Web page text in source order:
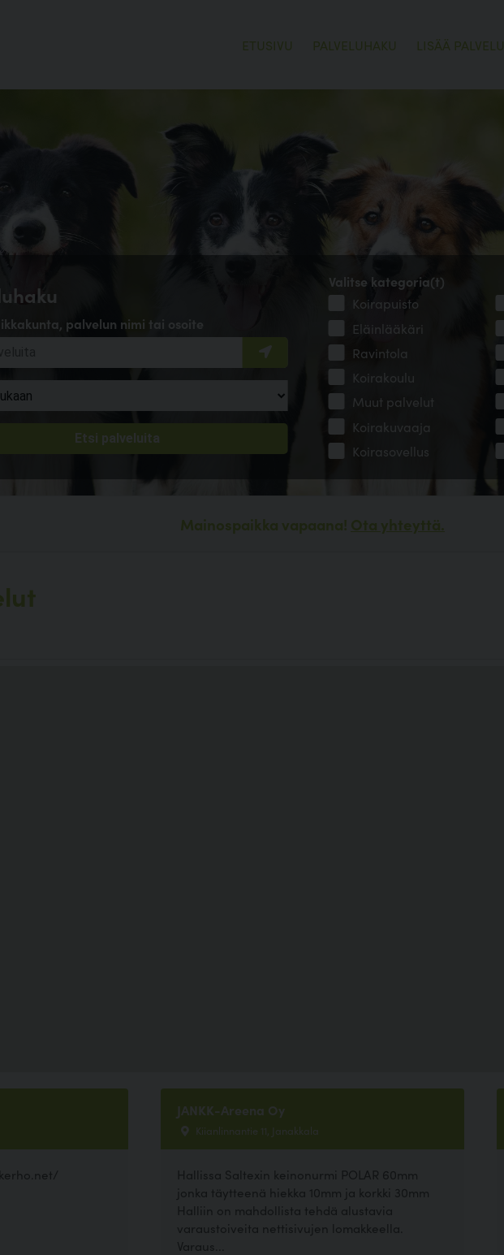
ETUSIVU PALVELUHAKU LISÄÄ PALVELU
palvelun nimi tai osoite
Valitse kategoria(t)
Koirapuisto
Eläinlääkäri
Ravintola
Koirakoulu
Muut palvelut
Koirakuvaaja
Koirasovellus
Mainospaikka vapaana! Ota yhteyttä.
JANKK-Areena Oy
Kiianlinnantie 11, Janakkala
Hallissa Saltexin keinonurmi POLAR 60mm
jonka täytteenä hiekka 10mm ja korkki 30mm
Halliin on mahdollista tehdä alustavia
varaustoiveita nettisivujen lomakkeella.
Varaus...